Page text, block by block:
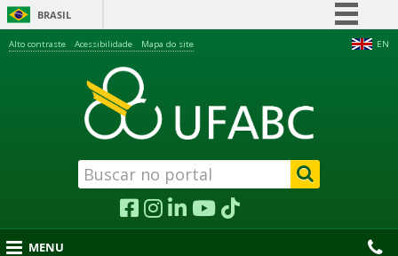
BRASIL
Acesso à informação
Legislação
Canais
EN
Alto contraste Acessibilidade Mapa do site
MENU